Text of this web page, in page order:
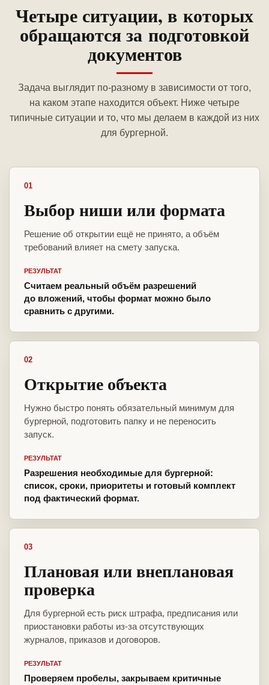
Четыре ситуации, в которых
обращаются за подготовкой
документов
Задача выглядит по-разному в зависимости от того,
на каком этапе находится объект. Ниже четыре
типичные ситуации и то, что мы делаем в каждой из них
для бургерной.
01
Выбор ниши или формата
Решение об открытии ещё не принято, а объём
требований влияет на смету запуска.
РЕЗУЛЬТАТ
Считаем реальный объём разрешений
до вложений, чтобы формат можно было
сравнить с другими.
02
Открытие объекта
Нужно быстро понять обязательный минимум для
бургерной, подготовить папку и не переносить
запуск.
РЕЗУЛЬТАТ
Разрешения необходимые для бургерной:
список, сроки, приоритеты и готовый комплект
под фактический формат.
03
Плановая или внеплановая
проверка
Для бургерной есть риск штрафа, предписания или
приостановки работы из-за отсутствующих
журналов, приказов и договоров.
РЕЗУЛЬТАТ
Проверяем пробелы, закрываем критичные